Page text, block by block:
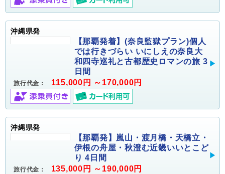
沖縄県発
【那覇発着】(奈良監獄プラン)個人
では行きづらい いにしえの奈良大
和四寺巡礼と古都歴史ロマンの旅 3
日間
旅行代金： 115,000円 ～170,000円
沖縄県発
【那覇発】嵐山・渡月橋・天橋立・
伊根の舟屋・秋澄む近畿いいとこど
り 4日間
旅行代金： 135,000円 ～190,000円